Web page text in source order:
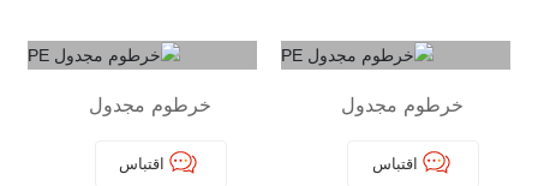
خرطوم مجدول
اقتباس
خرطوم مجدول
اقتباس